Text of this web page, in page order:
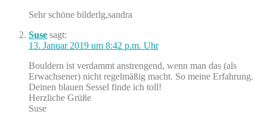
Sehr schöne bilderlg,sandra
Suse sagt:
13. Januar 2019 um 8:42 p.m. Uhr
Bouldern ist verdammt anstrengend, wenn man das (als
Erwachsener) nicht regelmäßig macht. So meine Erfahrung.
Deinen blauen Sessel finde ich toll!
Herzliche Grüße
Suse